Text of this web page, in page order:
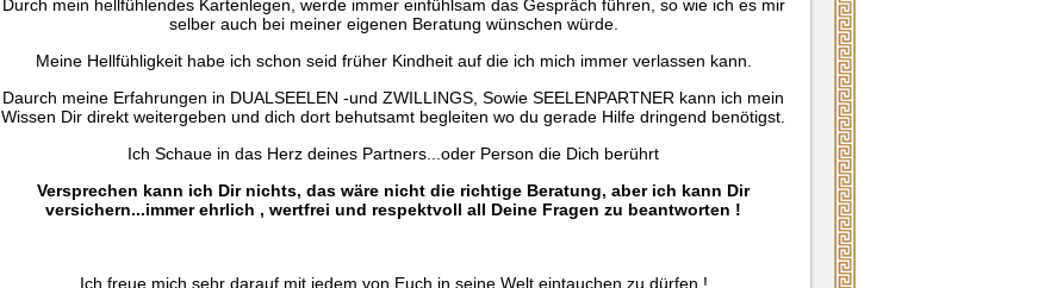
Durch mein hellfühlendes Kartenlegen, werde immer einfühlsam das Gespräch führen, so wie ich es mir
selber auch bei meiner eigenen Beratung wünschen würde.
Meine Hellfühligkeit habe ich schon seid früher Kindheit auf die ich mich immer verlassen kann.
Daurch meine Erfahrungen in DUALSEELEN -und ZWILLINGS, Sowie SEELENPARTNER kann ich mein
Wissen Dir direkt weitergeben und dich dort behutsamt begleiten wo du gerade Hilfe dringend benötigst.
Ich Schaue in das Herz deines Partners...oder Person die Dich berührt
Versprechen kann ich Dir nichts, das wäre nicht die richtige Beratung, aber ich kann Dir
versichern...immer ehrlich , wertfrei und respektvoll all Deine Fragen zu beantworten !
Ich freue mich sehr darauf mit jedem von Euch in seine Welt eintauchen zu dürfen !